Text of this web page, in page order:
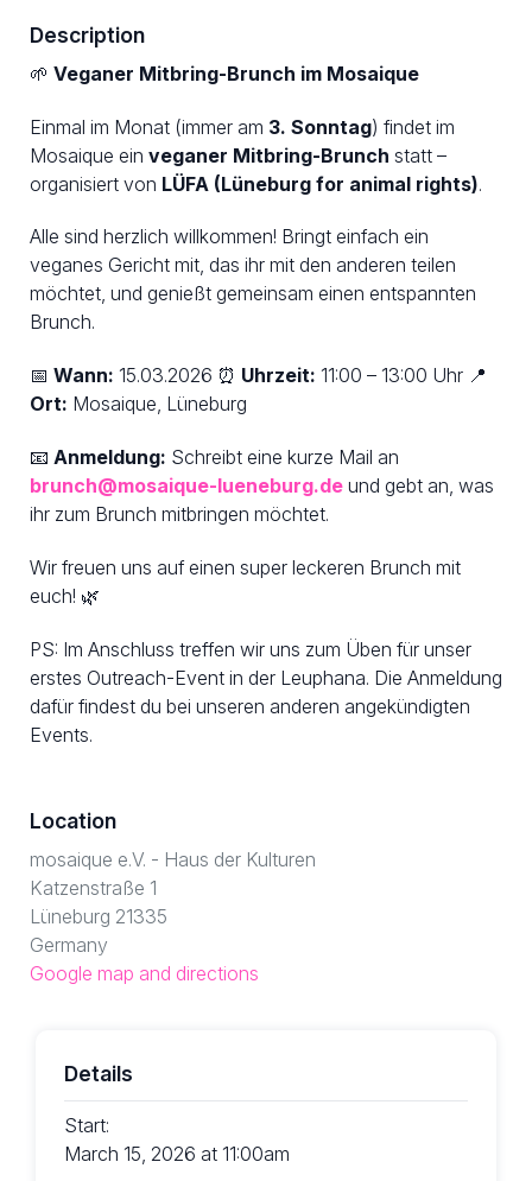
Description
🌱 Veganer Mitbring-Brunch im Mosaique
Einmal im Monat (immer am 3. Sonntag) findet im
Mosaique ein veganer Mitbring-Brunch statt –
organisiert von LÜFA (Lüneburg for animal rights).
Alle sind herzlich willkommen! Bringt einfach ein
veganes Gericht mit, das ihr mit den anderen teilen
möchtet, und genießt gemeinsam einen entspannten
Brunch.
📅 Wann: 15.03.2026 ⏰ Uhrzeit: 11:00 – 13:00 Uhr 📍
Ort: Mosaique, Lüneburg
📧 Anmeldung: Schreibt eine kurze Mail an
brunch@mosaique-lueneburg.de und gebt an, was
ihr zum Brunch mitbringen möchtet.
Wir freuen uns auf einen super leckeren Brunch mit
euch! 🌿
PS: Im Anschluss treffen wir uns zum Üben für unser
erstes Outreach-Event in der Leuphana. Die Anmeldung
dafür findest du bei unseren anderen angekündigten
Events.
Location
mosaique e.V. - Haus der Kulturen
Katzenstraße 1
Lüneburg 21335
Germany
Google map and directions
Details
Start:
March 15, 2026 at 11:00am